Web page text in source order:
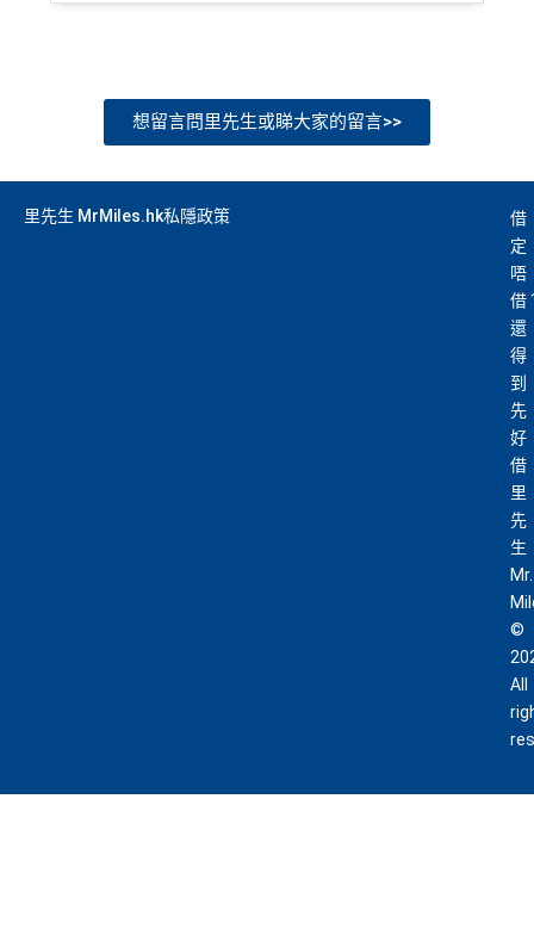
想留言問里先生或睇大家的留言>>
里先生 MrMiles.hk私隱政策
借
定
唔
借
還
得
到
先
好
借
里
先
生
Mr.
©
All